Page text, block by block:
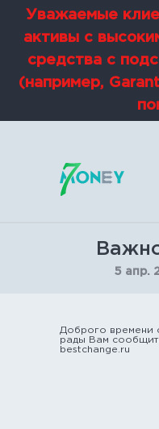
Уважаемые
активы с
средства с
(например,
5 апр.
Доброго времени
рады Вам
bestchange.ru